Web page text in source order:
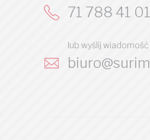
71 788 41 01
lub wyślij wiadomość